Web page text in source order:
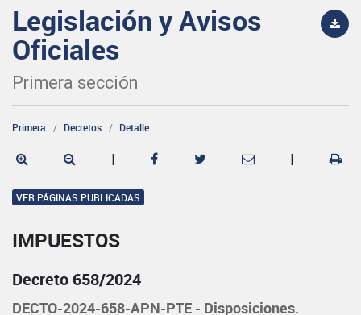
Legislación y Avisos
Oficiales
Primera sección
Primera Decretos Detalle
| |
VER PÁGINAS PUBLICADAS
IMPUESTOS
Decreto 658/2024
DECTO-2024-658-APN-PTE - Disposiciones.